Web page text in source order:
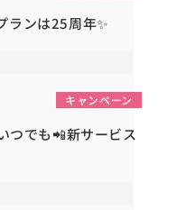
ランは25周年✨
キャンペーン
つでも📲新サービス